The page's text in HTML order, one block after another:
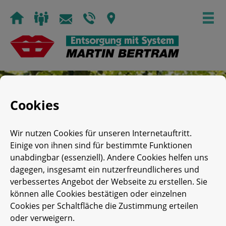
content
Treibstoffknappheit
Posted on1. Juli 1941byImpuls
Entsorgung mit System
Martin Bertram e.K.
Cookies
Wir nutzen Cookies für unseren Internetauftritt.
Einige von ihnen sind für bestimmte Funktionen
unabdingbar (essenziell). Andere Cookies helfen uns
dagegen, insgesamt ein nutzerfreundlicheres und
verbessertes Angebot der Webseite zu erstellen. Sie
können alle Cookies bestätigen oder einzelnen
Cookies per Schaltfläche die Zustimmung erteilen
oder verweigern.